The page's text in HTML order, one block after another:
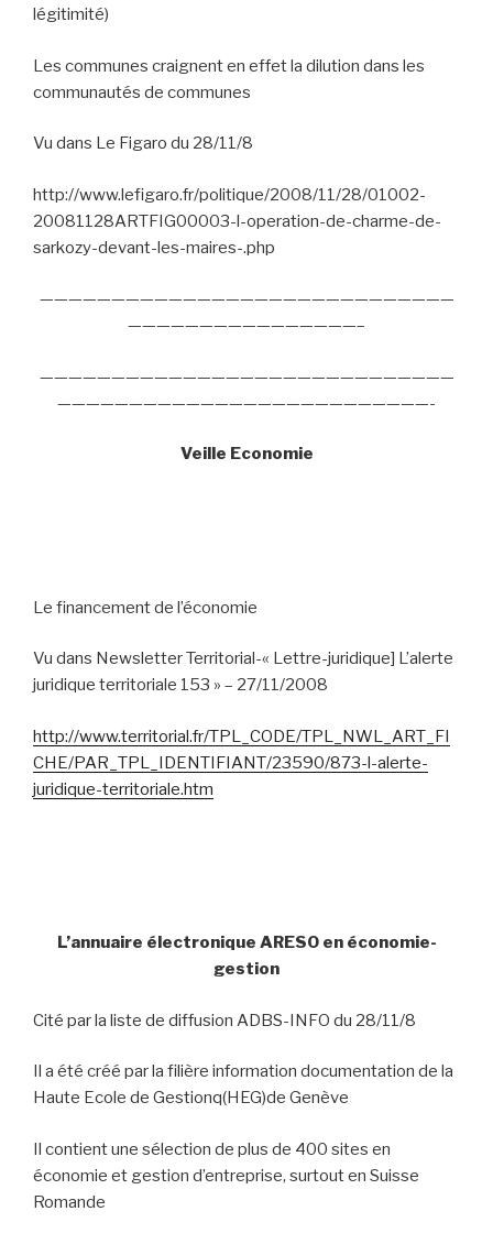
légitimité)
Les communes craignent en effet la dilution dans les
communautés de communes
Vu dans Le Figaro du 28/11/8
http://www.lefigaro.fr/politique/2008/11/28/01002-
20081128ARTFIG00003-l-operation-de-charme-de-
sarkozy-devant-les-maires-.php
—————————————————————————————
————————————————–
—————————————————————————————
——————————————————————————-
Veille Economie
Le financement de l’économie
Vu dans Newsletter Territorial-« Lettre-juridique] L’alerte
juridique territoriale 153 » – 27/11/2008
http://www.territorial.fr/TPL_CODE/TPL_NWL_ART_FI
CHE/PAR_TPL_IDENTIFIANT/23590/873-l-alerte-
juridique-territoriale.htm
L’annuaire électronique ARESO en économie-
gestion
Cité par la liste de diffusion ADBS-INFO du 28/11/8
Il a été créé par la filière information documentation de la
Haute Ecole de Gestionq(HEG)de Genève
Il contient une sélection de plus de 400 sites en
économie et gestion d’entreprise, surtout en Suisse
Romande